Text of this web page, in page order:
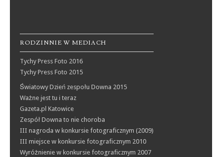
RODZINNIE W MEDIACH
Tychy Press Foto 2016
Tychy Press Foto 2015
Światowy Dzień zespołu Downa 2015
Ważne jest tu i teraz
Gazeta.pl Katowice
Zespół Downa to nie choroba
III nagroda w konkursie fotograficznym (2009)
III miejsce w konkursie fotograficznym 2010
Wyróżnienie w konkursie fotograficznym 2007